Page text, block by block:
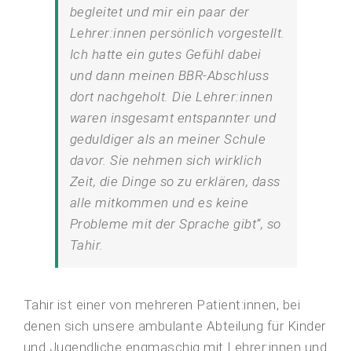
begleitet und mir ein paar der
Lehrer:innen persönlich vorgestellt.
Ich hatte ein gutes Gefühl dabei
und dann meinen BBR-Abschluss
dort nachgeholt. Die Lehrer:innen
waren insgesamt entspannter und
geduldiger als an meiner Schule
davor. Sie nehmen sich wirklich
Zeit, die Dinge so zu erklären, dass
alle mitkommen und es keine
Probleme mit der Sprache gibt“, so
Tahir.
Tahir ist einer von mehreren Patient:innen, bei
denen sich unsere ambulante Abteilung für Kinder
und Jugendliche engmaschig mit Lehrer:innen und